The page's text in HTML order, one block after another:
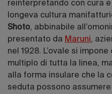
reinterpretando con cura
longeva cultura
Shoto, abbinabile
presentato da Maruni,
nel 1928. L’ovale si
multiplo di tutta la linea,
alla forma insulare che la
seduta possono